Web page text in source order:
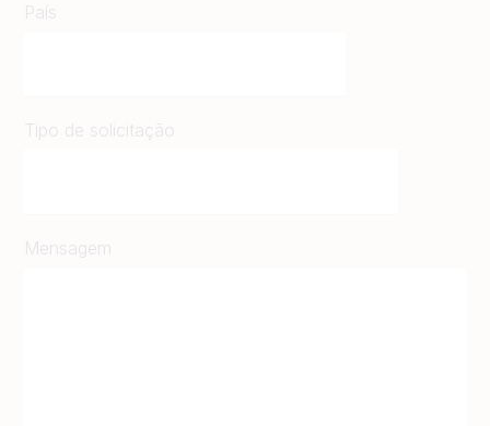
País
Tipo de solicitação
Mensagem